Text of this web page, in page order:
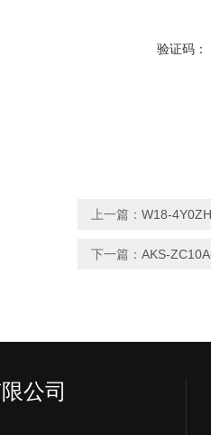
验证码：
上一篇： W18-
下一篇： AKS-
公司